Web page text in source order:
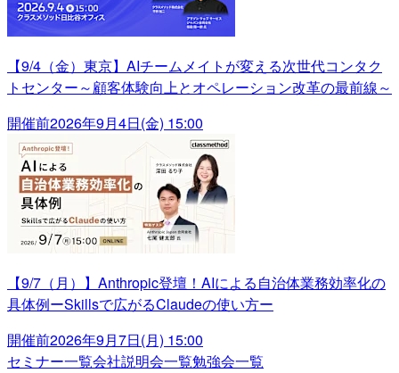
【9/4（金）東京】AIチームメイトが変える次世代コンタク
トセンター～顧客体験向上とオペレーション改革の最前線～
開催前2026年9月4日(金) 15:00
【9/7（月）】Anthropic登壇！AIによる自治体業務効率化の
具体例ーSkillsで広がるClaudeの使い方ー
開催前2026年9月7日(月) 15:00
セミナー一覧会社説明会一覧勉強会一覧